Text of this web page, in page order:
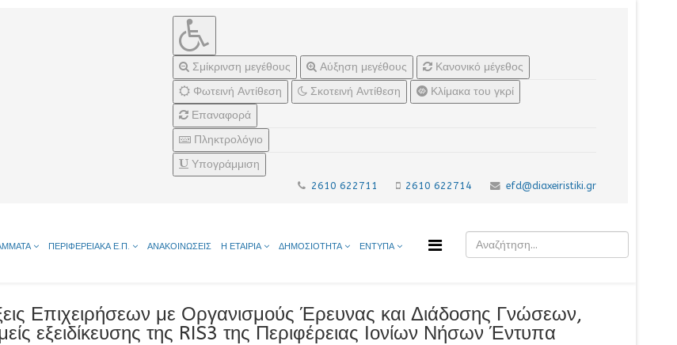
Σμίκρινση μεγέθους Αύξηση μεγέθους
Κανονικό μέγεθος
Φωτεινή Αντίθεση
Σκοτεινή Αντίθεση
Κλίμακα του γκρί
Επαναφορά
Πληκτρολόγιο
Υπογράμμιση
2610 622711 2610 622714 efd@diaxeiristiki.gr
ΠΕΡΙΦΕΡΕΙΑΚΑ Ε.Π. ΑΝΑΚΟΙΝΩΣΕΙΣ Η ΕΤΑΙΡΙΑ ΔΗΜΟΣΙΟΤΗΤΑ ΕΝΤΥΠΑ
Επιχειρήσεων με Οργανισμούς Έρευνας και Διάδοσης Γνώσεων,
εξειδίκευσης της RIS3 της Περιφέρειας Ιονίων Νήσων Έντυπα